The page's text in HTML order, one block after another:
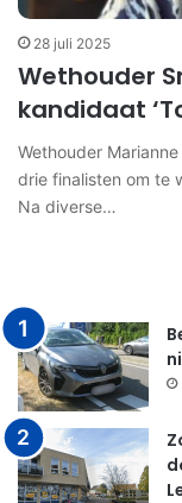
28 juli 2025
Wethouder
kandidaat
Wethouder
drie finalisten om te
Na diverse…